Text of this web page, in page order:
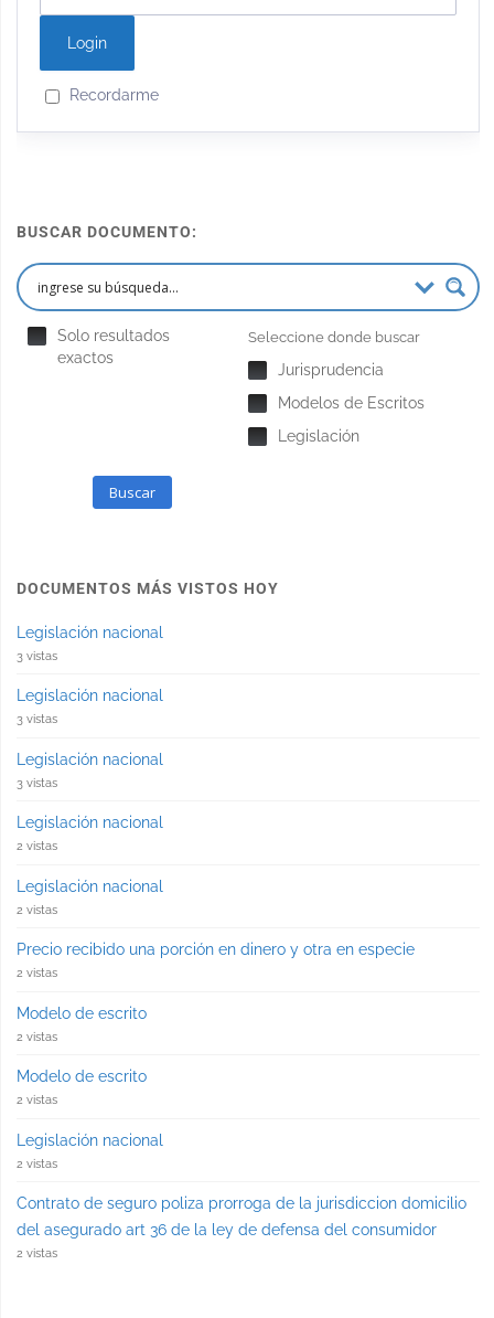
Recordarme
BUSCAR DOCUMENTO:
Solo resultados
exactos
Seleccione donde buscar
Jurisprudencia
Modelos de Escritos
Legislación
Buscar
DOCUMENTOS MÁS VISTOS HOY
Legislación nacional
3 vistas
Legislación nacional
3 vistas
Legislación nacional
3 vistas
Legislación nacional
2 vistas
Legislación nacional
2 vistas
Precio recibido una porción en dinero y otra en especie
2 vistas
Modelo de escrito
2 vistas
Modelo de escrito
2 vistas
Legislación nacional
2 vistas
Contrato de seguro poliza prorroga de la jurisdiccion domicilio
del asegurado art 36 de la ley de defensa del consumidor
2 vistas